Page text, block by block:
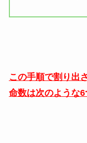
この手順で割り出
命数は次のような6